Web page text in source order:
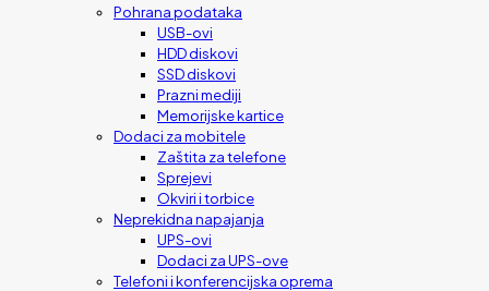
Pohrana podataka
USB-ovi
HDD diskovi
SSD diskovi
Prazni mediji
Memorijske kartice
Dodaci za mobitele
Zaštita za telefone
Sprejevi
Okviri i torbice
Neprekidna napajanja
UPS-ovi
Dodaci za UPS-ove
Telefoni i konferencijska oprema